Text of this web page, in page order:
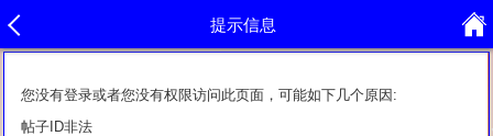
提示信息
您没有登录或者您没有权限访问此页面，可能如下几个原因:
帖子ID非法